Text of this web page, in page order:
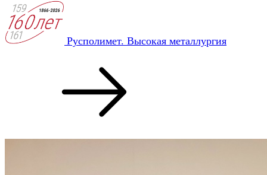
Русполимет. Высокая металлургия